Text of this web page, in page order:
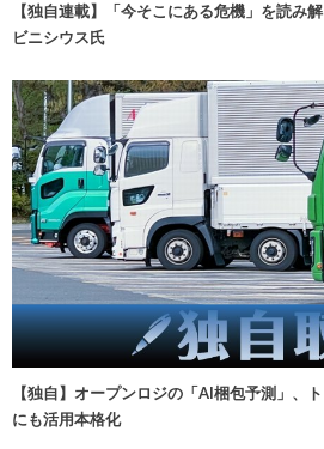
【独自連載】「今そこにある危機」を読み
ビニシウス氏
【独自】オープンロジの「AI梱包予測」、
にも活用本格化